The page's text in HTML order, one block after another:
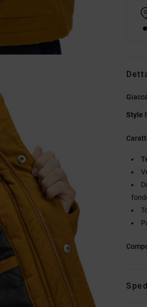
Style